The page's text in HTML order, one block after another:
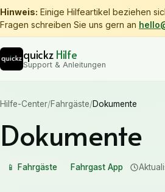
Hinweis: Einige Hilfeartikel beziehen
Fragen schreiben Sie uns gern an
quickz Hilfe
Support & Anleitungen
Hilfe-Center/Fahrgäste/Dokumente
Dokumente
📱 Fahrgäste Fahrgast App